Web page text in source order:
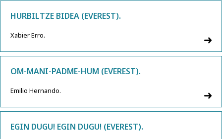
HURBILTZE BIDEA (EVEREST).
Xabier Erro.
OM-MANI-PADME-HUM (EVEREST).
Emilio Hernando.
EGIN DUGU! EGIN DUGU! (EVEREST).